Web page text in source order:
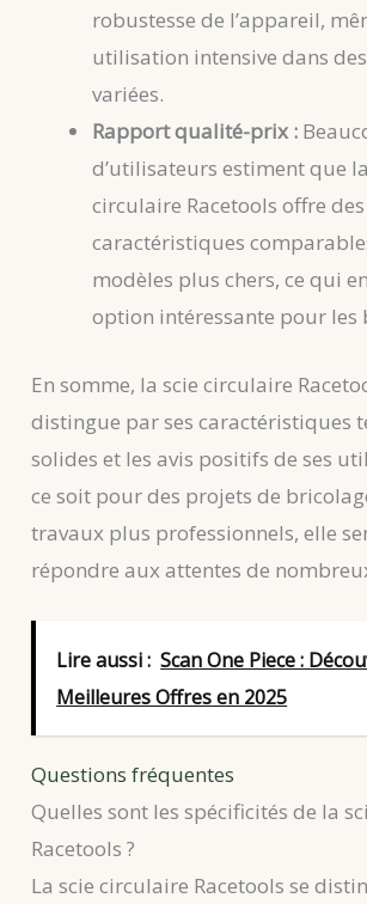
robustesse de l’appareil,
utilisation intensive dans
variées.
Rapport qualité-prix :
d’utilisateurs estiment que
circulaire Racetools offre des
caractéristiques
modèles plus chers, ce qui
option intéressante pour les
En somme, la scie circulaire
distingue par ses caractéristiques
solides et les avis positifs de ses
ce soit pour des projets de
travaux plus professionnels, elle
répondre aux attentes de
Lire aussi : Scan One Piece :
Meilleures Offres en 2025
Questions fréquentes
Quelles sont les spécificités de la
Racetools ?
La scie circulaire Racetools se